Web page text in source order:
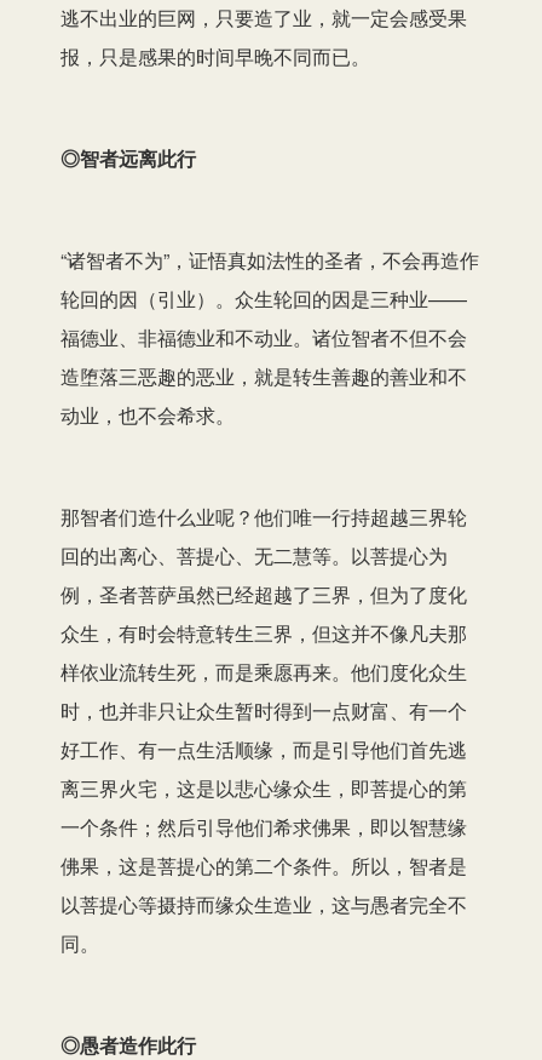
逃不出业的巨网，只要造了业，就一定会感受果
报，只是感果的时间早晚不同而已。
◎智者远离此行
“诸智者不为”，证悟真如法性的圣者，不会再造作
轮回的因（引业）。众生轮回的因是三种业——
福德业、非福德业和不动业。诸位智者不但不会
造堕落三恶趣的恶业，就是转生善趣的善业和不
动业，也不会希求。
那智者们造什么业呢？他们唯一行持超越三界轮
回的出离心、菩提心、无二慧等。以菩提心为
例，圣者菩萨虽然已经超越了三界，但为了度化
众生，有时会特意转生三界，但这并不像凡夫那
样依业流转生死，而是乘愿再来。他们度化众生
时，也并非只让众生暂时得到一点财富、有一个
好工作、有一点生活顺缘，而是引导他们首先逃
离三界火宅，这是以悲心缘众生，即菩提心的第
一个条件；然后引导他们希求佛果，即以智慧缘
佛果，这是菩提心的第二个条件。所以，智者是
以菩提心等摄持而缘众生造业，这与愚者完全不
同。
◎愚者造作此行